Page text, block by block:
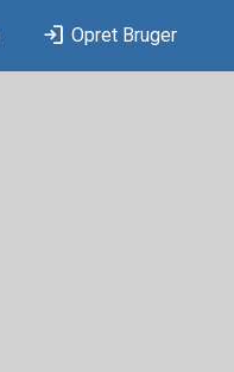
login Opret Bruger